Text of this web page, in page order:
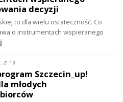
decyzji
to dla wielu ostateczność. Co
o instrumentach wspieranego
21:13
Szczecin_up!
młodych